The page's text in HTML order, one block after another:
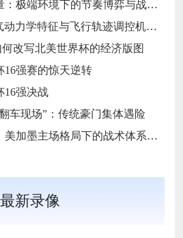
跨洲附加赛的气候变量：极端环境下的节奏博弈与战术自适应
“高海拔538米足球空气动力学特征与飞行轨迹调控机制——以2026世界杯BBVA球场为实证场景”
改写北美世界杯的经济版图
16强赛的惊天逆转
16强决战
车现场”：传统豪门集体遇险
大洋洲首破直通壁垒：美加墨主场格局下的战术体系重构
最新录像